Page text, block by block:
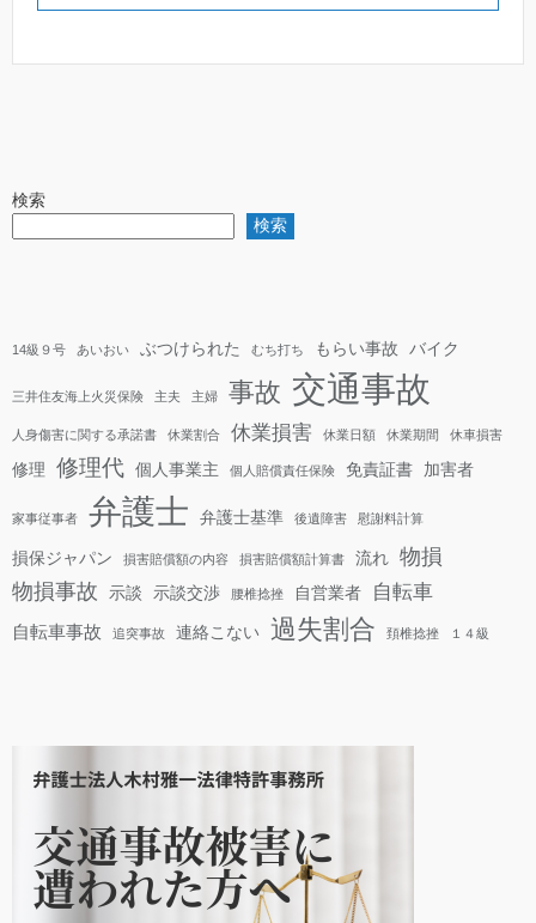
検索
検索
14級９号 あいおい ぶつけられた むち打ち もらい事故 バイク
三井住友海上火災保険 主夫 主婦 事故 交通事故
人身傷害に関する承諾書 休業割合 休業損害 休業日額 休業期間 休車損害
修理 修理代 個人事業主 個人賠償責任保険 免責証書 加害者
家事従事者 弁護士 弁護士基準 後遺障害 慰謝料計算
損保ジャパン 損害賠償額の内容 損害賠償額計算書 流れ 物損
物損事故
示談 示談交渉 腰椎捻挫 自営業者 自転車
自転車事故 追突事故 連絡こない 過失割合 頚椎捻挫 １４級